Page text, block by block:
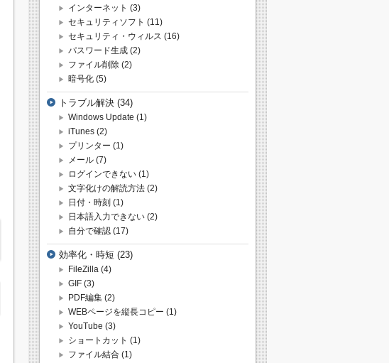
インターネット (3)
セキュリティソフト (11)
セキュリティ・ウィルス (16)
パスワード生成 (2)
ファイル削除 (2)
暗号化 (5)
トラブル解決 (34)
Windows Update (1)
iTunes (2)
プリンター (1)
メール (7)
ログインできない (1)
文字化けの解読方法 (2)
日付・時刻 (1)
日本語入力できない (2)
自分で確認 (17)
効率化・時短 (23)
FileZilla (4)
GIF (3)
PDF編集 (2)
WEBページを縦長コピー (1)
YouTube (3)
ショートカット (1)
ファイル結合 (1)